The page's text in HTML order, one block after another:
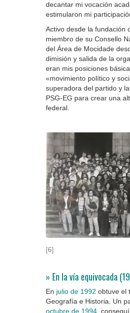
decantar mi vocación
estimularon mi
Activo desde la fundación
miembro de su Consello
del Área de Mocidade
dimisión y salida de la
eran mis posiciones
«movimiento político y
superadora del partido y
PSG-EG para crear una
federal.
[6]
» En la vía equivocada
En julio de 1992 obtuve el
Geografía e Historia. Un
octubre de 1994,